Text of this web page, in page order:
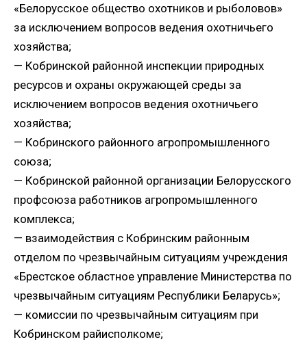
«Белорусское общество охотников и рыболовов»
за исключением вопросов ведения охотничьего
хозяйства;
— Кобринской районной инспекции природных
ресурсов и охраны окружающей среды за
исключением вопросов ведения охотничьего
хозяйства;
— Кобринского районного агропромышленного
союза;
— Кобринской районной организации Белорусского
профсоюза работников агропромышленного
комплекса;
— взаимодействия с Кобринским районным
отделом по чрезвычайным ситуациям учреждения
«Брестское областное управление Министерства по
чрезвычайным ситуациям Республики Беларусь»;
— комиссии по чрезвычайным ситуациям при
Кобринском райисполкоме;